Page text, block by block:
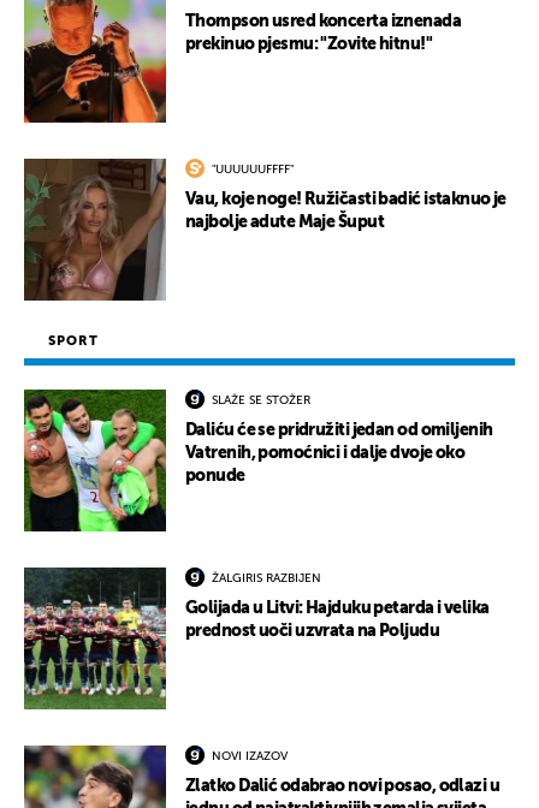
Thompson usred koncerta iznenada
prekinuo pjesmu: "Zovite hitnu!"
"UUUUUUFFFF"
Vau, koje noge! Ružičasti badić istaknuo je
najbolje adute Maje Šuput
SPORT
SLAŽE SE STOŽER
Daliću će se pridružiti jedan od omiljenih
Vatrenih, pomoćnici i dalje dvoje oko
ponude
ŽALGIRIS RAZBIJEN
Golijada u Litvi: Hajduku petarda i velika
prednost uoči uzvrata na Poljudu
NOVI IZAZOV
Zlatko Dalić odabrao novi posao, odlazi u